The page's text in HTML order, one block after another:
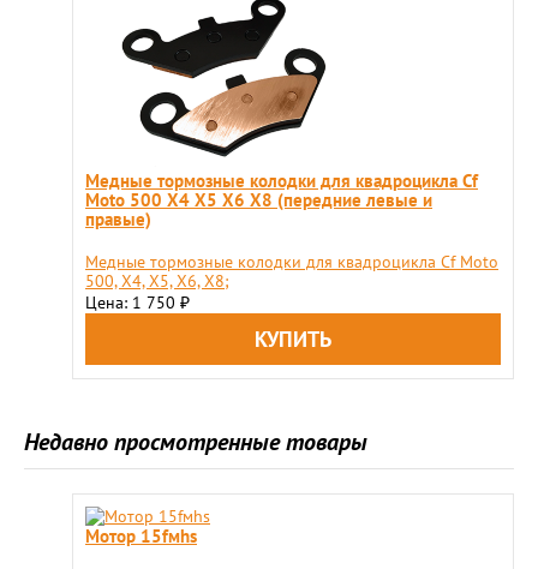
Медные тормозные колодки для квадроцикла Cf
Moto 500 X4 X5 X6 X8 (передние левые и
правые)
Медные тормозные колодки для квадроцикла Cf Moto
500, X4, X5, X6, X8;
Цена: 1 750 ₽
Недавно просмотренные товары
Мотор 15fмhs